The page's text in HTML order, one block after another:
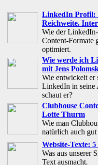
LinkedIn Profil:
Reichweite.
Wie der
Content-Formate
optimiert.
Wie werde ich
mit Jens
Wie entwickelt er
LinkedIn in seine
schaut er?
Clubhouse
Lotte Thurm
Wie man
natürlich auch
Website-Texte:
Was aus unserer
Text ausmacht.